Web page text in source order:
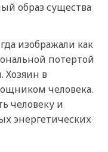
образ существа
изображали как
потертой
Хозяин в
человека.
человеку и
энергетических